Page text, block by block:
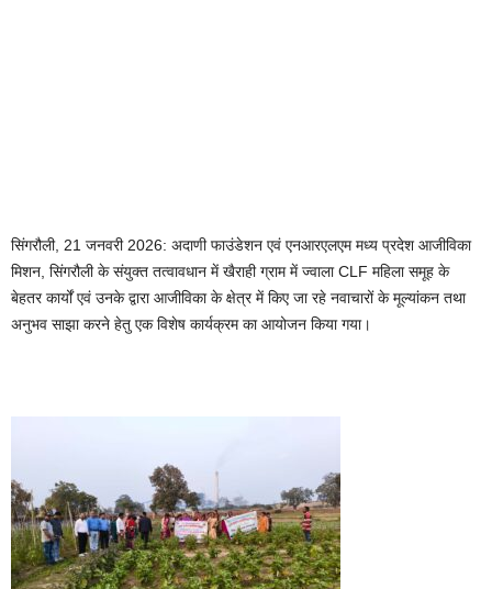
सिंगरौली, 21 जनवरी 2026: अदाणी फाउंडेशन एवं एनआरएलएम मध्य प्रदेश आजीविका
मिशन, सिंगरौली के संयुक्त तत्वावधान में खैराही ग्राम में ज्वाला CLF महिला समूह के
बेहतर कार्यों एवं उनके द्वारा आजीविका के क्षेत्र में किए जा रहे नवाचारों के मूल्यांकन तथा
अनुभव साझा करने हेतु एक विशेष कार्यक्रम का आयोजन किया गया।